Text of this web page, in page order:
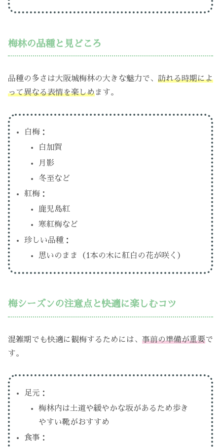
梅林の品種と見どころ
品種の多さは大阪城梅林の大きな魅力で、 訪れる時期によ
って異なる表情を楽しめます。
白梅：
白加賀
月影
冬至など
紅梅：
鹿児島紅
寒紅梅など
珍しい品種：
思いのまま（1本の木に紅白の花が咲く）
梅シーズンの注意点と快適に楽しむコツ
混雑期でも快適に観梅するためには、 事前の準備が重要で
す。
足元：
梅林内は土道や緩やかな坂があるため歩き
やすい靴がおすすめ
食事：